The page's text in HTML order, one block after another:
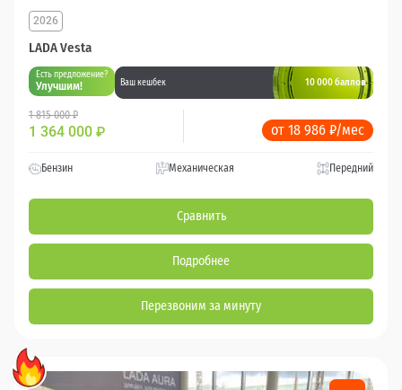
LADA Vesta
2026
Есть предложение?
Улучшим! Ваш кешбек 10 000 баллов
1 815 000 ₽
1 364 000 ₽ от 18 986 ₽/мес
Бензин Механическая Передний
Сравнить
Подробнее
Перезвоним за минуту